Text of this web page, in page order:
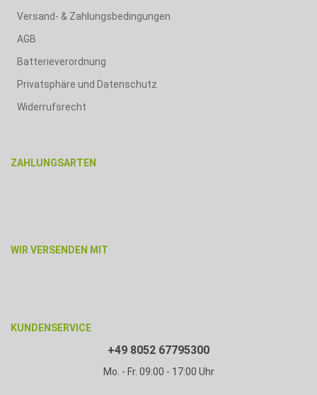
Versand- & Zahlungsbedingungen
AGB
Batterieverordnung
Privatsphäre und Datenschutz
Widerrufsrecht
ZAHLUNGSARTEN
WIR VERSENDEN MIT
KUNDENSERVICE
+49 8052 67795300
Mo. - Fr. 09:00 - 17:00 Uhr